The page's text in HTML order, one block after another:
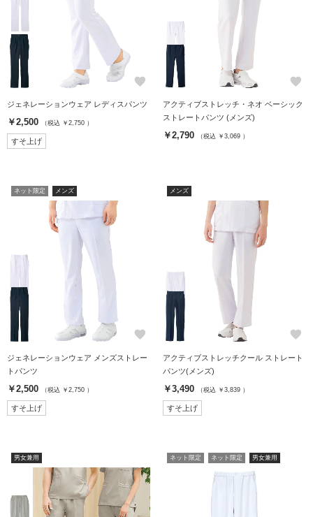
favorite
ジェネレーションウェア レディスパンツ
￥2,500 （税込 ￥2,750 ）
すそ上げ
favorite
アクティブストレッチ・ネオ ベーシック
ストレートパンツ (メンズ)
￥2,790 （税込 ￥3,069 ）
ネット限定 メンズ
favorite
ジェネレーションウェア メンズストレー
トパンツ
￥2,500 （税込 ￥2,750 ）
すそ上げ
メンズ
favorite
アクティブストレッチクール ストレート
パンツ(メンズ)
￥3,490 （税込 ￥3,839 ）
すそ上げ
男女兼用 ネット限定 ネット限定 男女兼用